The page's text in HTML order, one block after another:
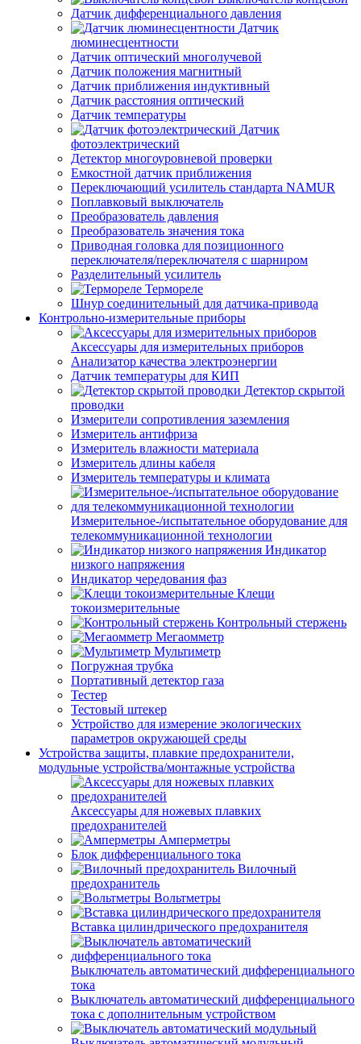
Датчик дифференциального давления
Датчик
люминесцентности
Датчик оптический многолучевой
Датчик положения магнитный
Датчик приближения индуктивный
Датчик расстояния оптический
Датчик температуры
Датчик
фотоэлектрический
Детектор многоуровневой проверки
Емкостной датчик приближения
Переключающий усилитель стандарта NAMUR
Поплавковый выключатель
Преобразователь давления
Преобразователь значения тока
Приводная головка для позиционного
переключателя/переключателя с шарниром
Разделительный усилитель
Термореле
Шнур соединительный для датчика-привода
Контрольно-измерительные приборы
Аксессуары для измерительных приборов
Анализатор качества электроэнергии
Датчик температуры для КИП
Детектор скрытой
проводки
Измерители сопротивления заземления
Измеритель антифриза
Измеритель влажности материала
Измеритель длины кабеля
Измеритель температуры и климата
Измерительное-/испытательное оборудование для
телекоммуникационной технологии
Индикатор
низкого напряжения
Индикатор чередования фаз
Клещи
токоизмерительные
Контрольный стержень
Мегаомметр
Мультиметр
Погружная трубка
Портативный детектор газа
Тестер
Тестовый штекер
Устройство для измерение экологических
параметров окружающей среды
Устройства защиты, плавкие предохранители,
модульные устройства/монтажные устройства
Аксессуары для ножевых плавких
предохранителей
Амперметры
Блок дифференциального тока
Вилочный
предохранитель
Вольтметры
Вставка цилиндрического предохранителя
Выключатель автоматический дифференциального
тока
Выключатель автоматический дифференциального
тока с дополнительным устройством